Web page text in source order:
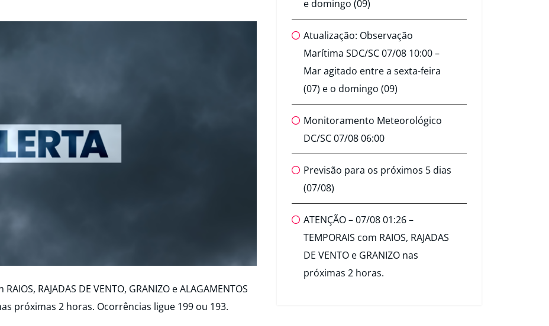
RAJADAS DE VENTO, GRANIZO e ALAGAMENTOS
próximas 2 horas. Ocorrências ligue 199 ou 193.
e domingo (09)
Atualização: Observação
Marítima SDC/SC 07/08 10:00 –
Mar agitado entre a sexta-feira
(07) e o domingo (09)
Monitoramento Meteorológico
DC/SC 07/08 06:00
Previsão para os próximos 5 dias
(07/08)
ATENÇÃO – 07/08 01:26 –
TEMPORAIS com RAIOS, RAJADAS
DE VENTO e GRANIZO nas
próximas 2 horas.